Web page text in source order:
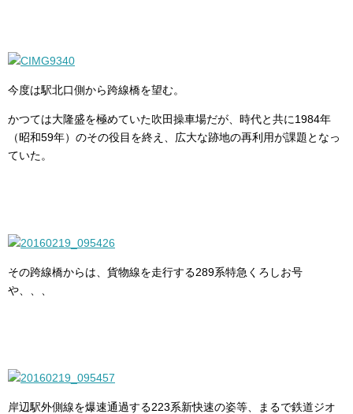
今度は駅北口側から跨線橋を望む。
かつては大隆盛を極めていた吹田操車場だが、時代と共に1984年
（昭和59年）のその役目を終え、広大な跡地の再利用が課題となっ
ていた。
その跨線橋からは、貨物線を走行する289系特急くろしお号
や、、、
岸辺駅外側線を爆速通過する223系新快速の姿等、まるで鉄道ジオ